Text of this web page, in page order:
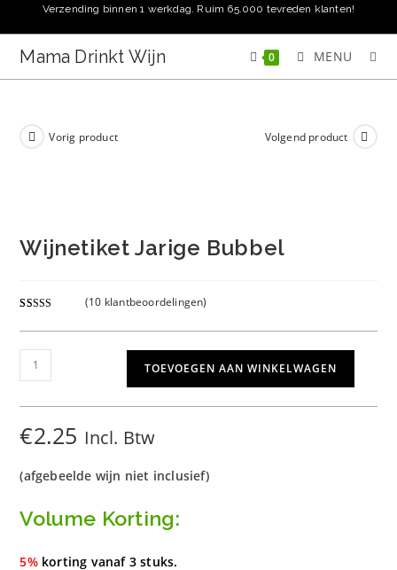
naar
inhoud
Verzending binnen 1 werkdag. Ruim 65.000 tevreden klanten!
Mama Drinkt Wijn 0 MENU
Vorig product Volgend product
Wijnetiket Jarige Bubbel
gebaseerd
klant
n
(10 klantbeoordelingen)
Wijnetiket
Jarige
Bubbel
aantal
TOEVOEGEN AAN WINKELWAGEN
€2.25 Incl. Btw
(afgebeelde wijn niet inclusief)
Volume Korting:
5% korting vanaf 3 stuks.